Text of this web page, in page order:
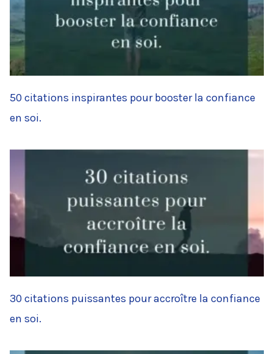
50 citations inspirantes pour booster la confiance
en soi.
30 citations puissantes pour accroître la confiance
en soi.